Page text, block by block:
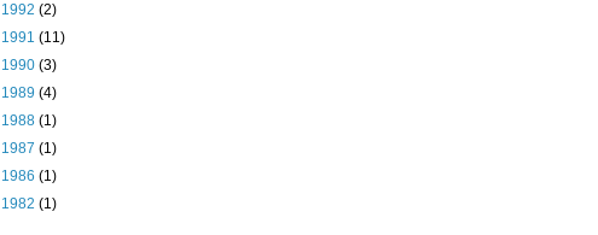
1992 (2)
1991 (11)
1990 (3)
1989 (4)
1988 (1)
1987 (1)
1986 (1)
1982 (1)